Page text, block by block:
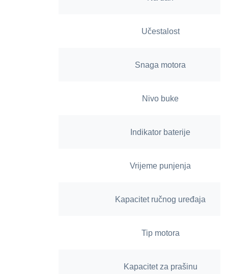
Učestalost
Snaga motora
Nivo buke
Indikator baterije
Vrijeme punjenja
Kapacitet ručnog uređaja
Tip motora
Kapacitet za prašinu